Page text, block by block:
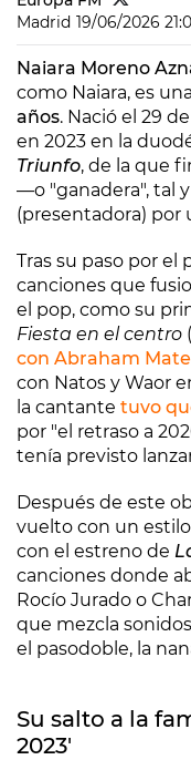
Madrid 19/06/2026
Naiara Moreno
como Naiara, es
años. Nació el 29
en 2023 en la
Triunfo, de la que
—o "ganadera", tal
(presentadora)
Tras su paso por el
canciones que
el pop, como su
Fiesta en el centro
con Abraham
con Natos y Waor
la cantante tuvo
por "el retraso a
tenía previsto
Después de este
vuelto con un
con el estreno de
canciones donde
Rocío Jurado o
que mezcla
el pasodoble, la
Su salto a la
2023'